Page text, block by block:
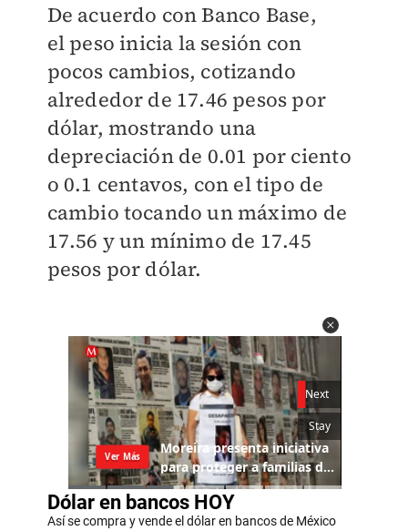
De acuerdo con Banco Base,
el peso inicia la sesión con
pocos cambios, cotizando
alrededor de 17.46 pesos por
dólar, mostrando una
depreciación de 0.01 por ciento
o 0.1 centavos, con el tipo de
cambio tocando un máximo de
17.56 y un mínimo de 17.45
pesos por dólar.